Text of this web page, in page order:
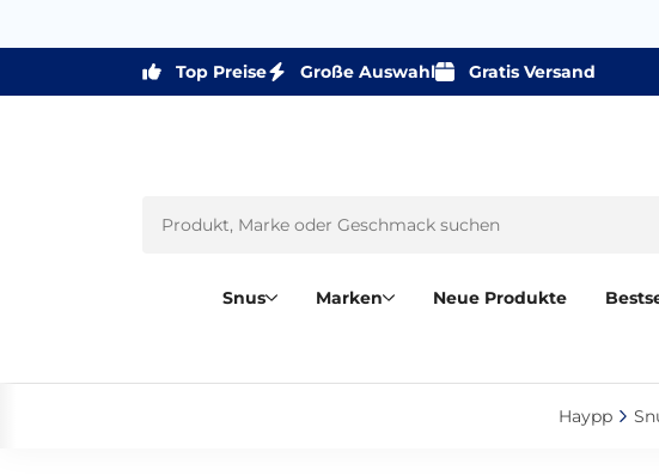
Top Preise Große Auswahl Gratis Versand
Snus Marken Neue Produkte
Haypp‎